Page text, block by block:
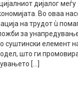
дијалог меѓу
Во оваа
на трудот ù
за
суштински елемент
што ги
[…]